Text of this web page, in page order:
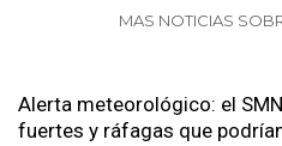
MAS NOTICIAS
Alerta meteorológico: el
fuertes y ráfagas que